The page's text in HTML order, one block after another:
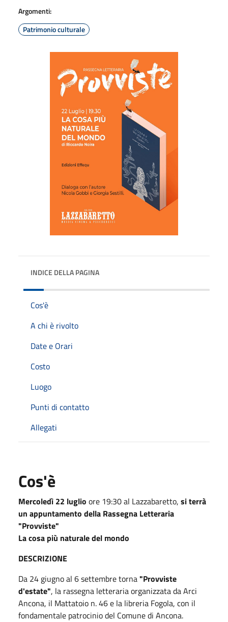
Argomenti:
Patrimonio culturale
INDICE DELLA PAGINA
Cos'è
A chi è rivolto
Date e Orari
Costo
Luogo
Punti di contatto
Allegati
Cos'è
Mercoledì 22 luglio ore 19:30 al Lazzabaretto, si terrà
un appuntamento della Rassegna Letteraria
"Provviste"
La cosa più naturale del mondo
DESCRIZIONE
Da 24 giugno al 6 settembre torna"Provviste
d'estate", la rassegna letteraria organizzata da Arci
Ancona, il Mattatoio n. 46 e la libreria Fogola, con il
fondamentale patrocinio del Comune di Ancona.